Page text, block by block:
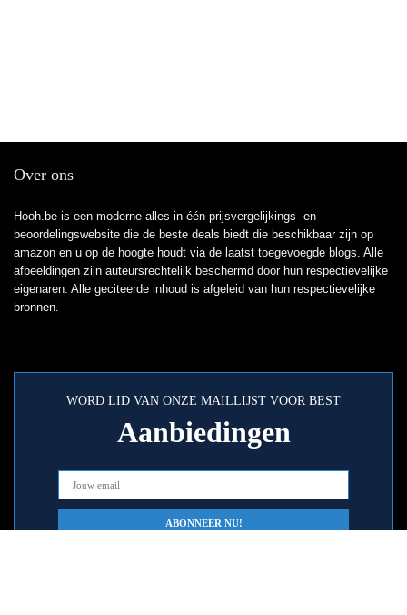
Over ons
Hooh.be is een moderne alles-in-één prijsvergelijkings- en
beoordelingswebsite die de beste deals biedt die beschikbaar zijn op
amazon en u op de hoogte houdt via de laatst toegevoegde blogs. Alle
afbeeldingen zijn auteursrechtelijk beschermd door hun respectievelijke
eigenaren. Alle geciteerde inhoud is afgeleid van hun respectievelijke
bronnen.
WORD LID VAN ONZE MAILLIJST VOOR BEST
Aanbiedingen